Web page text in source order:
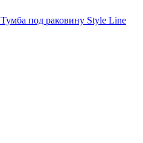
Тумба под раковину Style Line